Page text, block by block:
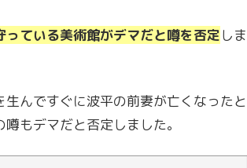
ている美術館がデマだと噂を否定しま
んですぐに波平の前妻が亡くなったと
もデマだと否定しました。